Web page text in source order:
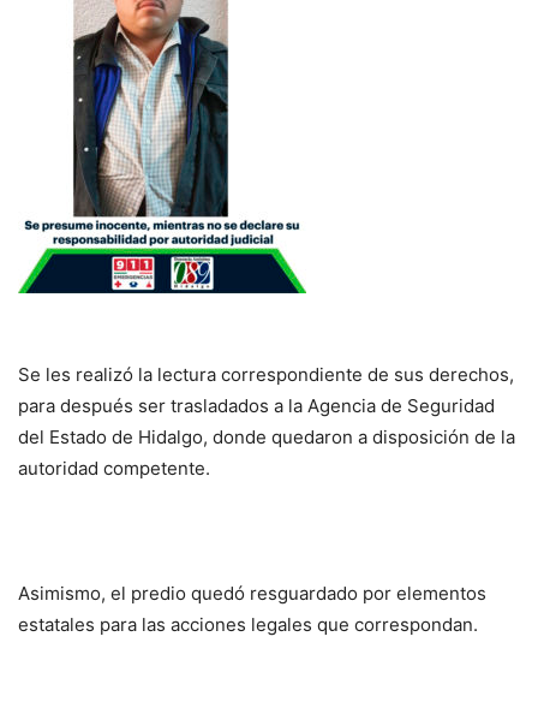
Se les realizó la lectura correspondiente de sus derechos,
para después ser trasladados a la Agencia de Seguridad
del Estado de Hidalgo, donde quedaron a disposición de la
autoridad competente.
Asimismo, el predio quedó resguardado por elementos
estatales para las acciones legales que correspondan.